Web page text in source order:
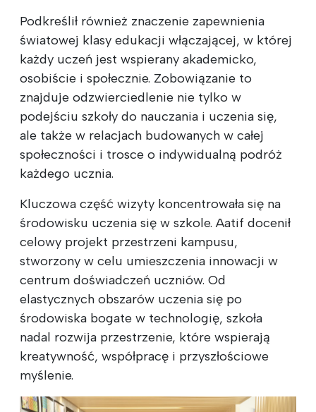
Podkreślił również znaczenie zapewnienia
światowej klasy edukacji włączającej, w której
każdy uczeń jest wspierany akademicko,
osobiście i społecznie. Zobowiązanie to
znajduje odzwierciedlenie nie tylko w
podejściu szkoły do nauczania i uczenia się,
ale także w relacjach budowanych w całej
społeczności i trosce o indywidualną podróż
każdego ucznia.
Kluczowa część wizyty koncentrowała się na
środowisku uczenia się w szkole. Aatif docenił
celowy projekt przestrzeni kampusu,
stworzony w celu umieszczenia innowacji w
centrum doświadczeń uczniów. Od
elastycznych obszarów uczenia się po
środowiska bogate w technologię, szkoła
nadal rozwija przestrzenie, które wspierają
kreatywność, współpracę i przyszłościowe
myślenie.